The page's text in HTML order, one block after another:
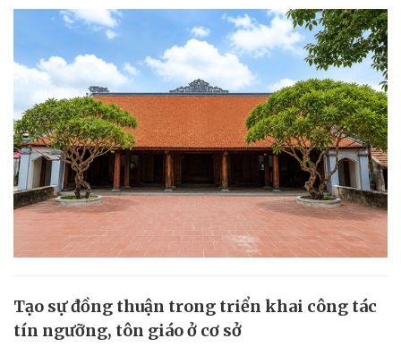
Tạo sự đồng thuận trong triển khai công tác
tín ngưỡng, tôn giáo ở cơ sở